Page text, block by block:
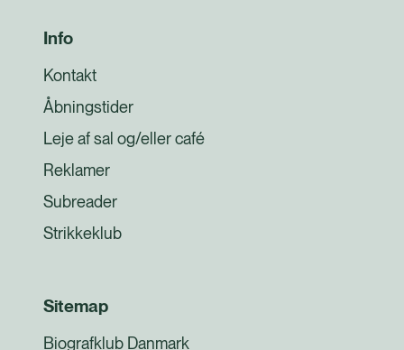
Info
Kontakt
Åbningstider
Leje af sal og/eller café
Reklamer
Subreader
Strikkeklub
Sitemap
Biografklub Danmark